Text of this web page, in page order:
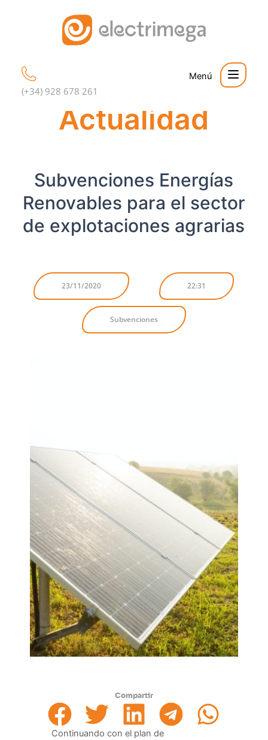
(+34) 928 678 261
Actualidad
Subvenciones Energías
Renovables para el sector
de explotaciones agrarias
23/11/2020 22:31
Subvenciones
Compartir
Continuando con el plan de